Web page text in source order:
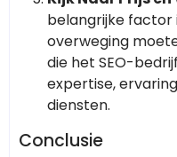
belangrijke factor
overweging
die het SEO-
expertise,
diensten.
Conclusie